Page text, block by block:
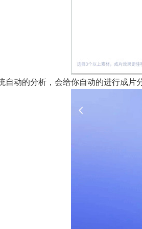
自动的分析，会给你自动的进行成片